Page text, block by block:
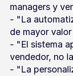
managers y
- "La
de mayor
- "El sistema
vendedor, no
- "La